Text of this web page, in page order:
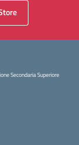
Secondaria Superiore
iniziale della scuola